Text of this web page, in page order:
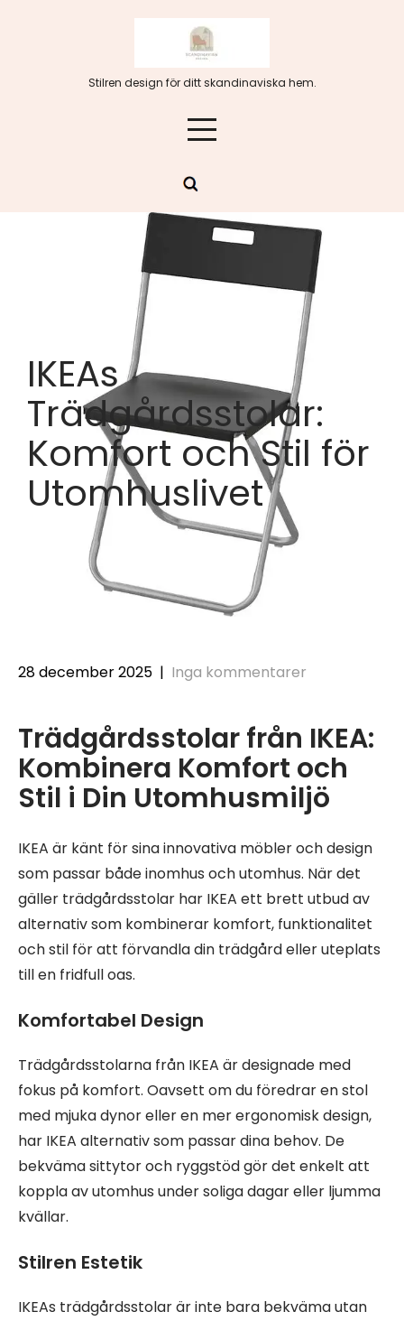
Stilren design för ditt skandinaviska hem.
IKEAs
Trädgårdsstolar:
Komfort och Stil för
Utomhuslivet
28 december 2025 | Inga kommentarer
Trädgårdsstolar från IKEA:
Kombinera Komfort och
Stil i Din Utomhusmiljö
IKEA är känt för sina innovativa möbler och design
som passar både inomhus och utomhus. När det
gäller trädgårdsstolar har IKEA ett brett utbud av
alternativ som kombinerar komfort, funktionalitet
och stil för att förvandla din trädgård eller uteplats
till en fridfull oas.
Komfortabel Design
Trädgårdsstolarna från IKEA är designade med
fokus på komfort. Oavsett om du föredrar en stol
med mjuka dynor eller en mer ergonomisk design,
har IKEA alternativ som passar dina behov. De
bekväma sittytor och ryggstöd gör det enkelt att
koppla av utomhus under soliga dagar eller ljumma
kvällar.
Stilren Estetik
IKEAs trädgårdsstolar är inte bara bekväma utan